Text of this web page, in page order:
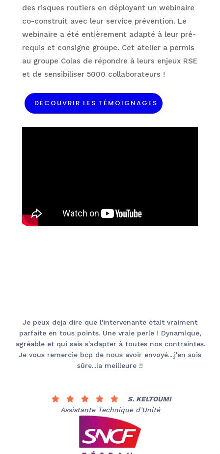
des risques routiers en déployant un webinaire
co-construit avec leur service prévention. Le
webinaire a été entièrement adapté à leur pré-
requis et consigne groupe. Cet atelier a permis
au groupe Colas de répondre à leurs enjeux RSE
et de sensibiliser 5000 collaborateurs !
DÉCOUVRIR LES TÉMOIGNAGES
Je peux deja dire que l'intervenante était vraiment
parfaite en tous points. Une vraie perle ! Dynamique,
agréable et qui sais s'adapter à toutes nos contraintes.
Je vous remercie bcp de nous avoir envoyé....j'en suis
sûre...la meilleure !!
S. KELTOUMI
Assistante Technique d’Unité